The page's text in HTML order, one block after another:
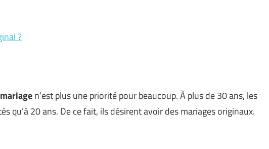
?
n’est plus une priorité pour beaucoup. À plus de 30 ans, les
qu’à 20 ans. De ce fait, ils désirent avoir des mariages originaux.